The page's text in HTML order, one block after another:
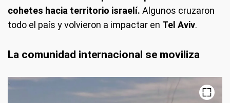
cohetes hacia territorio israelí. Algunos cruzaron
todo el país y volvieron a impactar en Tel Aviv.
La comunidad internacional se moviliza